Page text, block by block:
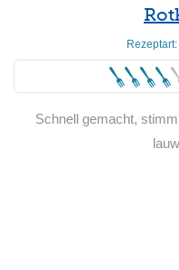
Rezeptart:
Schnell gemacht,